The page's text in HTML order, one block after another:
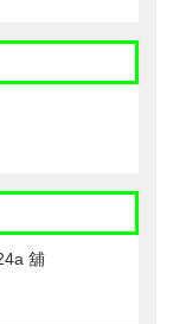
舖